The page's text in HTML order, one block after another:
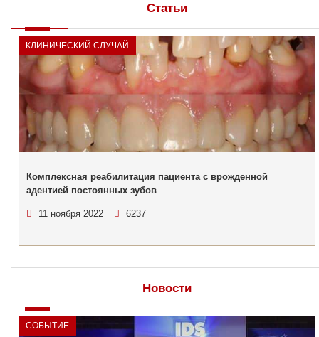
Статьи
КЛИНИЧЕСКИЙ СЛУЧАЙ
Комплексная реабилитация пациента с врожденной
адентией постоянных зубов
11 ноября 2022 6237
Новости
СОБЫТИЕ